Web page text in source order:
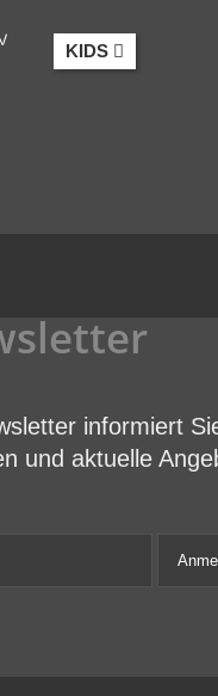
KIDS
informiert
und aktuelle